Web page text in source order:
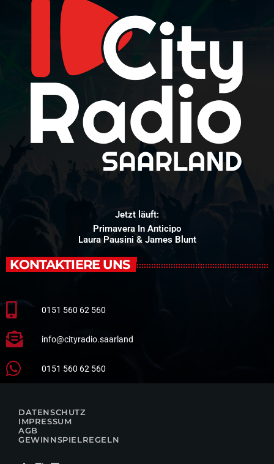
Jetzt läuft:
Primavera In Anticipo
Laura Pausini & James Blunt
KONTAKTIERE UNS
0151 560 62 560
info@cityradio.saarland
0151 560 62 560
DATENSCHUTZ
IMPRESSUM
AGB
GEWINNSPIELREGELN